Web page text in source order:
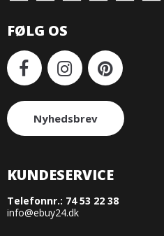
FØLG OS
Nyhedsbrev
KUNDESERVICE
Telefonnr.: 74 53 22 38
info@ebuy24.dk